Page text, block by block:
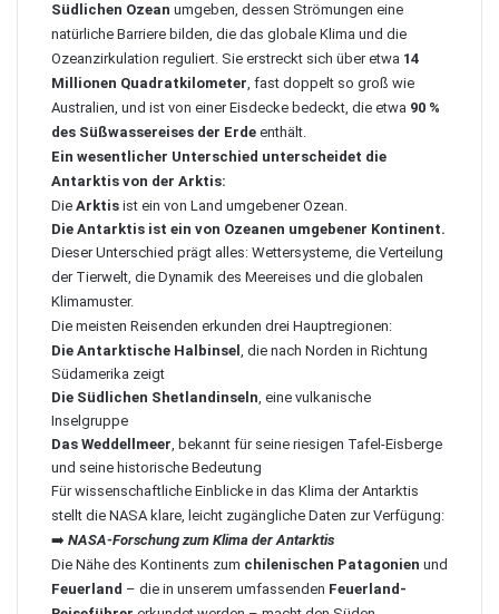
Südlichen Ozean umgeben, dessen Strömungen eine
natürliche Barriere bilden, die das globale Klima und die
Ozeanzirkulation reguliert. Sie erstreckt sich über etwa 14
Millionen Quadratkilometer, fast doppelt so groß wie
Australien, und ist von einer Eisdecke bedeckt, die etwa 90 %
des Süßwassereises der Erde enthält.
Ein wesentlicher Unterschied unterscheidet die
Antarktis von der Arktis:
Die Arktis ist ein von Land umgebener Ozean.
Die Antarktis ist ein von Ozeanen umgebener Kontinent.
Dieser Unterschied prägt alles: Wettersysteme, die Verteilung
der Tierwelt, die Dynamik des Meereises und die globalen
Klimamuster.
Die meisten Reisenden erkunden drei Hauptregionen:
Die Antarktische Halbinsel , die nach Norden in Richtung
Südamerika zeigt
Die Südlichen Shetlandinseln, eine vulkanische
Inselgruppe
Das Weddellmeer, bekannt für seine riesigen Tafel-Eisberge
und seine historische Bedeutung
Für wissenschaftliche Einblicke in das Klima der Antarktis
stellt die NASA klare, leicht zugängliche Daten zur Verfügung:
➡️ NASA-Forschung zum Klima der Antarktis
Die Nähe des Kontinents zum chilenischen Patagonien und
Feuerland – die in unserem umfassenden Feuerland-